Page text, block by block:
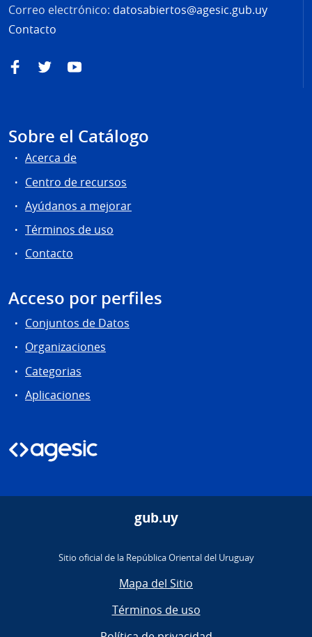
Correo electrónico: datosabiertos@agesic.gub.uy
Contacto
FacebookTwitterYouTube
Sobre el Catálogo
Acerca de
Centro de recursos
Ayúdanos a mejorar
Términos de uso
Contacto
Acceso por perfiles
Conjuntos de Datos
Organizaciones
Categorias
Aplicaciones
gub.uy
Sitio oficial de la República Oriental del Uruguay
Mapa del Sitio
Términos de uso